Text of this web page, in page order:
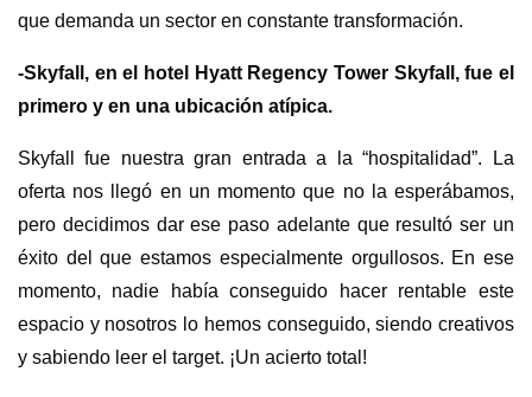
que demanda un sector en constante transformación.
-Skyfall, en el hotel Hyatt Regency Tower Skyfall, fue el
primero y en una ubicación atípica.
Skyfall fue nuestra gran entrada a la “hospitalidad”. La
oferta nos llegó en un momento que no la esperábamos,
pero decidimos dar ese paso adelante que resultó ser un
éxito del que estamos especialmente orgullosos. En ese
momento, nadie había conseguido hacer rentable este
espacio y nosotros lo hemos conseguido, siendo creativos
y sabiendo leer el target. ¡Un acierto total!